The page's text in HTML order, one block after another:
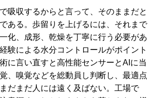
吸収するからと言って、そのままだと
ある。歩留りを上げるには、それまで
化、成形、乾燥を丁寧に行う必要があ
験による水分コントロールがポイント
に言い直すと高性能センサーとAIに当
、嗅覚などを総動員し判断し、最適点
だまだ人には遠く及ばない。工場で